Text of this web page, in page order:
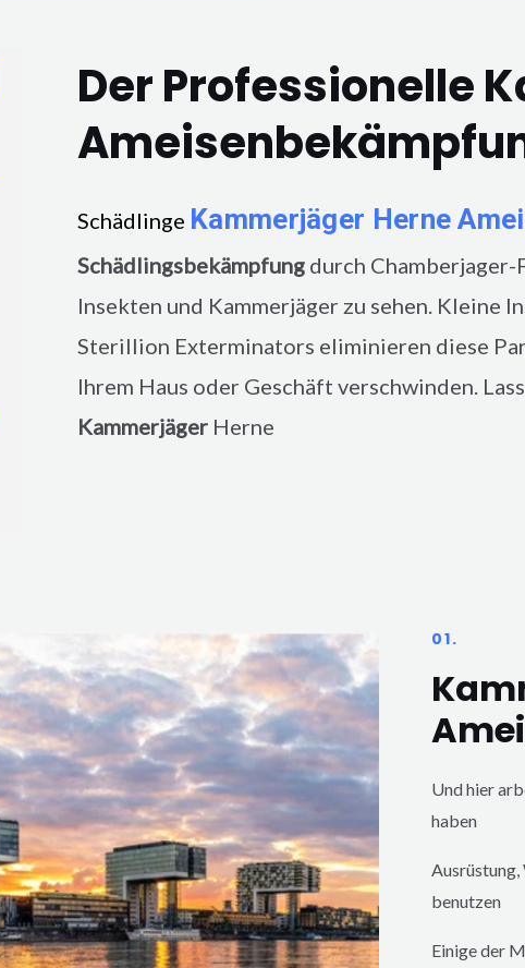
Der Professionelle
Schädlinge Kammerjäger Herne
Schädlingsbekämpfung durch
Insekten und Kammerjäger zu sehen. Kleine
Sterillion Exterminators eliminieren diese
Ihrem Haus oder Geschäft verschwinden.
Kammerjäger Herne
01.
Und hier
haben
Ausrüstung,
benutzen
Einige der